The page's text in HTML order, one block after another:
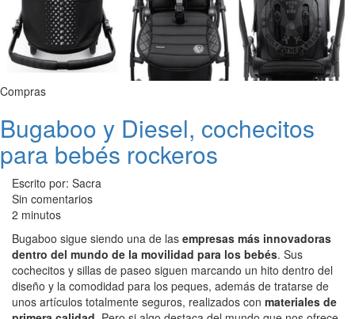
Compras
Bugaboo y Diesel, cochecitos
para bebés rockeros
Escrito por: Sacra
Sin comentarios
2 minutos
Bugaboo sigue siendo una de las empresas más innovadoras
dentro del mundo de la movilidad para los bebés. Sus
cochecitos y sillas de paseo siguen marcando un hito dentro del
diseño y la comodidad para los peques, además de tratarse de
unos artículos totalmente seguros, realizados con materiales de